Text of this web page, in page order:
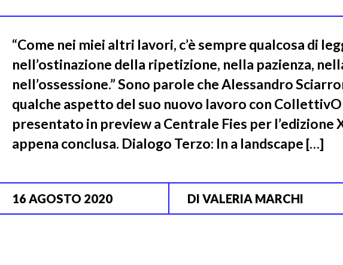
“Come nei miei altri lavori, c’è sempre qualcosa di
nell’ostinazione della ripetizione, nella pazienza,
nell’ossessione.” Sono parole che Alessandro
qualche aspetto del suo nuovo lavoro con
presentato in preview a Centrale Fies per l’edizione
appena conclusa. Dialogo Terzo: In a landscape […]
16 AGOSTO 2020 DI VALERIA MARCHI